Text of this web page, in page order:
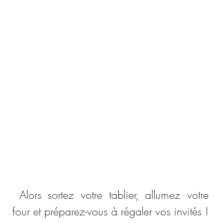
four et préparez-vous à régaler vos invités !